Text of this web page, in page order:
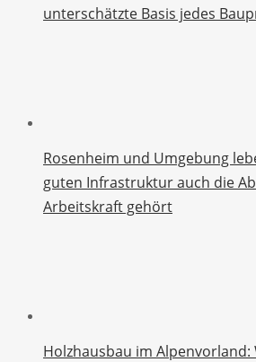
unterschätzte Basis jedes
Rosenheim und Umgebung
guten Infrastruktur auch die
Arbeitskraft gehört
Holzhausbau im Alpenvorland: